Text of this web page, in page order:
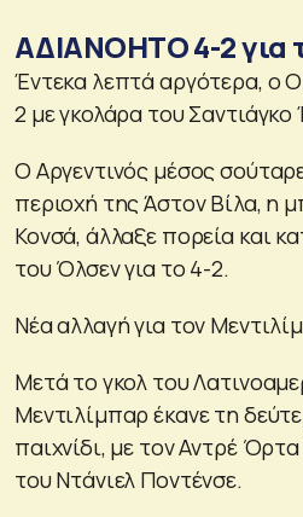
ΑΔΙΑΝΟΗΤΟ 4-2 για
Έντεκα λεπτά αργότερα, ο
2 με γκολάρα του Σαντιάγκο
Ο Αργεντινός μέσος
περιοχή της Άστον Βίλα, η
Κονσά, άλλαξε πορεία και
του Όλσεν για το 4-2.
Νέα αλλαγή για τον
Μετά το γκολ του
Μεντιλίμπαρ έκανε τη
παιχνίδι, με τον Αντρέ
του Ντάνιελ Ποντένσε.